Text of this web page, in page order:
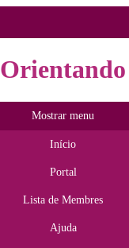
Orientando
Mostrar menu
Início
Portal
Lista de Membres
Ajuda